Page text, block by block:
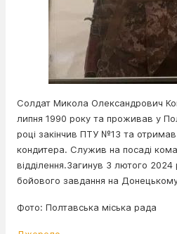
Солдат Микола Олександрович
липня 1990 року та проживав у
році закінчив ПТУ №13 та
кондитера. Служив на посаді
відділення.Загинув 3 лютого 2024
бойового завдання на
Фото: Полтавська міська рада